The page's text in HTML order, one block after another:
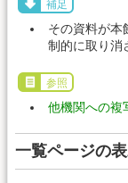
補足
その資料が本
制的に取り消
参照
他機関への複
一覧ページの